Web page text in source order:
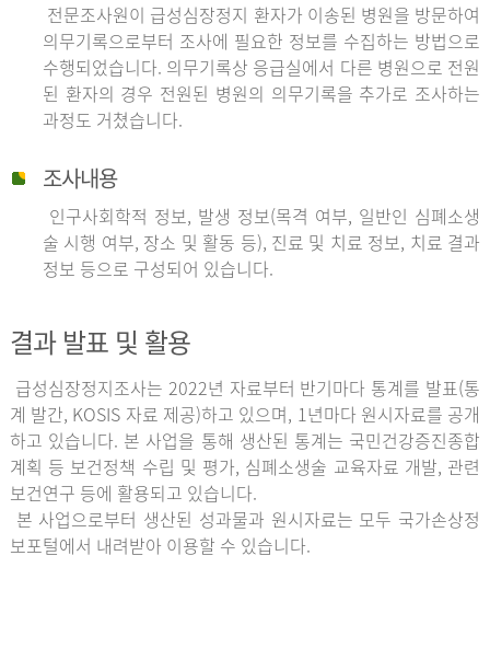
전문조사원이 급성심장정지 환자가 이송된 병원을 방문하여
의무기록으로부터 조사에 필요한 정보를 수집하는 방법으로
수행되었습니다. 의무기록상 응급실에서 다른 병원으로 전원
된 환자의 경우 전원된 병원의 의무기록을 추가로 조사하는
과정도 거쳤습니다.
조사내용
인구사회학적 정보, 발생 정보(목격 여부, 일반인 심폐소생
술 시행 여부, 장소 및 활동 등), 진료 및 치료 정보, 치료 결과
정보 등으로 구성되어 있습니다.
결과 발표 및 활용
급성심장정지조사는 2022년 자료부터 반기마다 통계를 발표(통
계 발간, KOSIS 자료 제공)하고 있으며, 1년마다 원시자료를 공개
하고 있습니다. 본 사업을 통해 생산된 통계는 국민건강증진종합
계획 등 보건정책 수립 및 평가, 심폐소생술 교육자료 개발, 관련
보건연구 등에 활용되고 있습니다.
본 사업으로부터 생산된 성과물과 원시자료는 모두 국가손상정
보포털에서 내려받아 이용할 수 있습니다.